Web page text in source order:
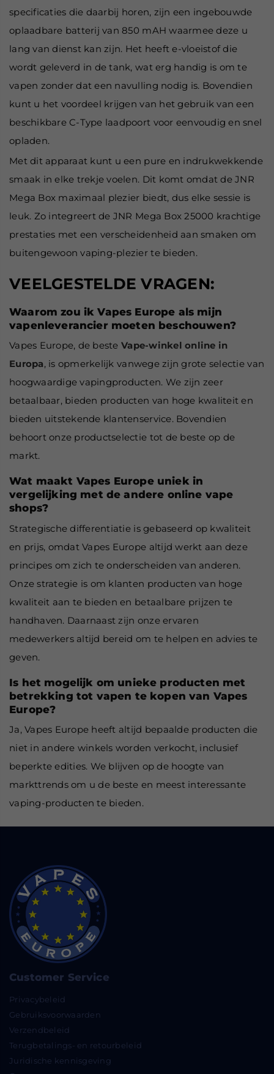
specificaties die daarbij horen, zijn een ingebouwde
oplaadbare batterij van 850 mAH waarmee deze u
lang van dienst kan zijn. Het heeft e-vloeistof die
wordt geleverd in de tank, wat erg handig is om te
vapen zonder dat een navulling nodig is. Bovendien
kunt u het voordeel krijgen van het gebruik van een
beschikbare C-Type laadpoort voor eenvoudig en snel
opladen.
Met dit apparaat kunt u een pure en indrukwekkende
smaak in elke trekje voelen. Dit komt omdat de JNR
Mega Box maximaal plezier biedt, dus elke sessie is
leuk. Zo integreert de JNR Mega Box 25000 krachtige
prestaties met een verscheidenheid aan smaken om
buitengewoon vaping-plezier te bieden.
VEELGESTELDE VRAGEN:
Waarom zou ik Vapes Europe als mijn
vapenleverancier moeten beschouwen?
Vapes Europe, de beste Vape-winkel online in
Europa, is opmerkelijk vanwege zijn grote selectie van
hoogwaardige vapingproducten. We zijn zeer
betaalbaar, bieden producten van hoge kwaliteit en
bieden uitstekende klantenservice. Bovendien
behoort onze productselectie tot de beste op de
markt.
Wat maakt Vapes Europe uniek in
vergelijking met de andere online vape
shops?
Strategische differentiatie is gebaseerd op kwaliteit
en prijs, omdat Vapes Europe altijd werkt aan deze
principes om zich te onderscheiden van anderen.
Onze strategie is om klanten producten van hoge
kwaliteit aan te bieden en betaalbare prijzen te
handhaven. Daarnaast zijn onze ervaren
medewerkers altijd bereid om te helpen en advies te
geven.
Is het mogelijk om unieke producten met
betrekking tot vapen te kopen van Vapes
Europe?
Ja, Vapes Europe heeft altijd bepaalde producten die
niet in andere winkels worden verkocht, inclusief
beperkte edities. We blijven op de hoogte van
markttrends om u de beste en meest interessante
vaping-producten te bieden.
Customer Service
Privacybeleid
Gebruiksvoorwaarden
Verzendbeleid
Terugbetalings- en retourbeleid
Juridische kennisgeving